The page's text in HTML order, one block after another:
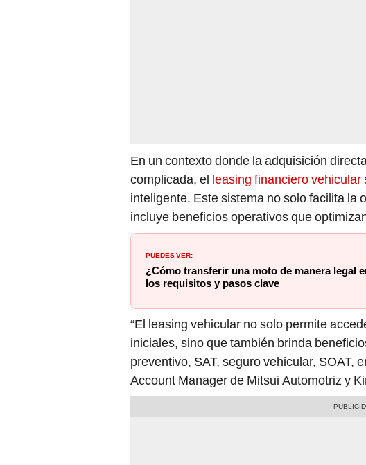
En un contexto donde la adquisición
complicada, el leasing financiero vehicular
inteligente. Este sistema no solo facilita la
incluye beneficios operativos que
PUEDES VER:
¿Cómo transferir una moto de manera legal
los requisitos y pasos clave
“El leasing vehicular no solo permite
iniciales, sino que también brinda
preventivo, SAT, seguro vehicular, SOAT,
Account Manager de Mitsui Automotriz y